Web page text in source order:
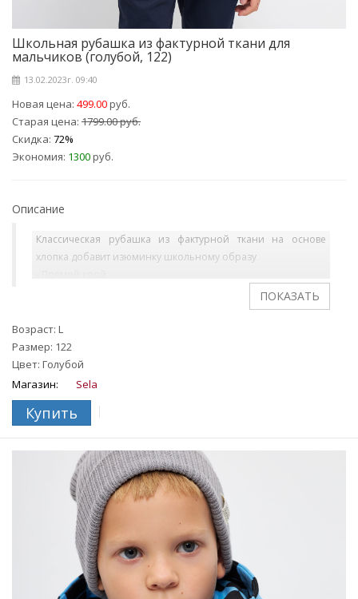
Школьная рубашка из фактурной ткани для
мальчиков (голубой, 122)
13.02.2023г. 09:40
Новая цена: 499.00руб.
Старая цена: 1799.00 руб.
Скидка: 72%
Экономия: 1300руб.
Описание
Классическая рубашка из фактурной ткани на основе
хлопка добавит изюминку школьному образу
- Манжеты на пуговицах
- Один нагрудный карман
- Застежка на пуговицы
- Декоративный патч на планке
- Закругленный подол
- Школьная коллекция
Возраст: L
Размер: 122
Цвет: Голубой
Магазин:
Sela
Купить